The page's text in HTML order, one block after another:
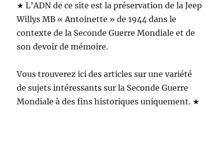
★ L’ADN de ce site est la préservation de la Jeep
Willys MB « Antoinette » de 1944 dans le
contexte de la Seconde Guerre Mondiale et de
son devoir de mémoire.
Vous trouverez ici des articles sur une variété
de sujets intéressants sur la Seconde Guerre
Mondiale à des fins historiques uniquement. ★